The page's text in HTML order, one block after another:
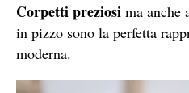
Corpetti preziosi ma anche
in pizzo sono la perfetta
moderna.